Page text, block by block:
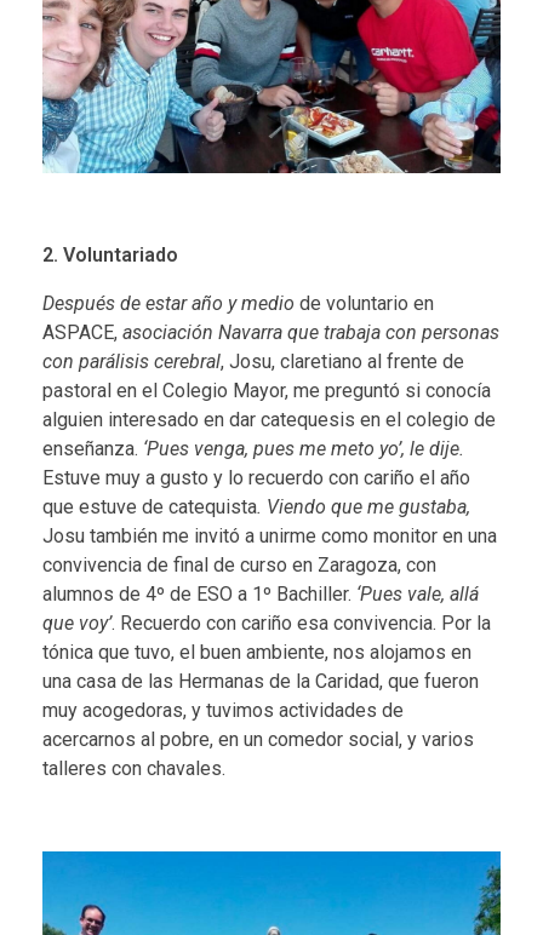
2. Voluntariado
Después de estar año y medio de voluntario en
ASPACE, asociación Navarra que trabaja con personas
con parálisis cerebral, Josu, claretiano al frente de
pastoral en el Colegio Mayor, me preguntó si conocía
alguien interesado en dar catequesis en el colegio de
enseñanza. ‘Pues venga, pues me meto yo’, le dije.
Estuve muy a gusto y lo recuerdo con cariño el año
que estuve de catequista. Viendo que me gustaba,
Josu también me invitó a unirme como monitor en una
convivencia de final de curso en Zaragoza, con
alumnos de 4º de ESO a 1º Bachiller. ‘Pues vale, allá
que voy’. Recuerdo con cariño esa convivencia. Por la
tónica que tuvo, el buen ambiente, nos alojamos en
una casa de las Hermanas de la Caridad, que fueron
muy acogedoras, y tuvimos actividades de
acercarnos al pobre, en un comedor social, y varios
talleres con chavales.